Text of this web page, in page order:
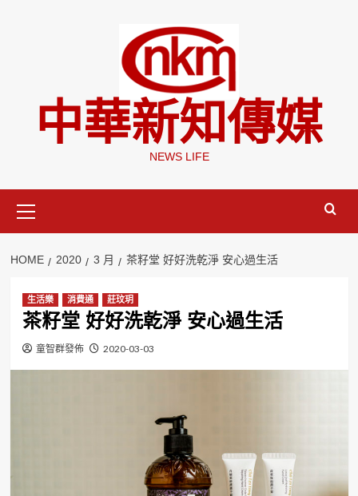
中華新知傳媒
NEWS LIFE
Menu
HOME 2020 3 月 茶籽堂 好好洗乾淨 安心過生活
生活樂 消費通 莊玟玥
茶籽堂 好好洗乾淨 安心過生活
童智群發佈 2020-03-03